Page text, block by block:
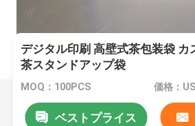
デジタル印刷 高壁式茶包装袋 カ
茶スタンドアップ袋
MOQ：100PCS 価格：
ベストプライス